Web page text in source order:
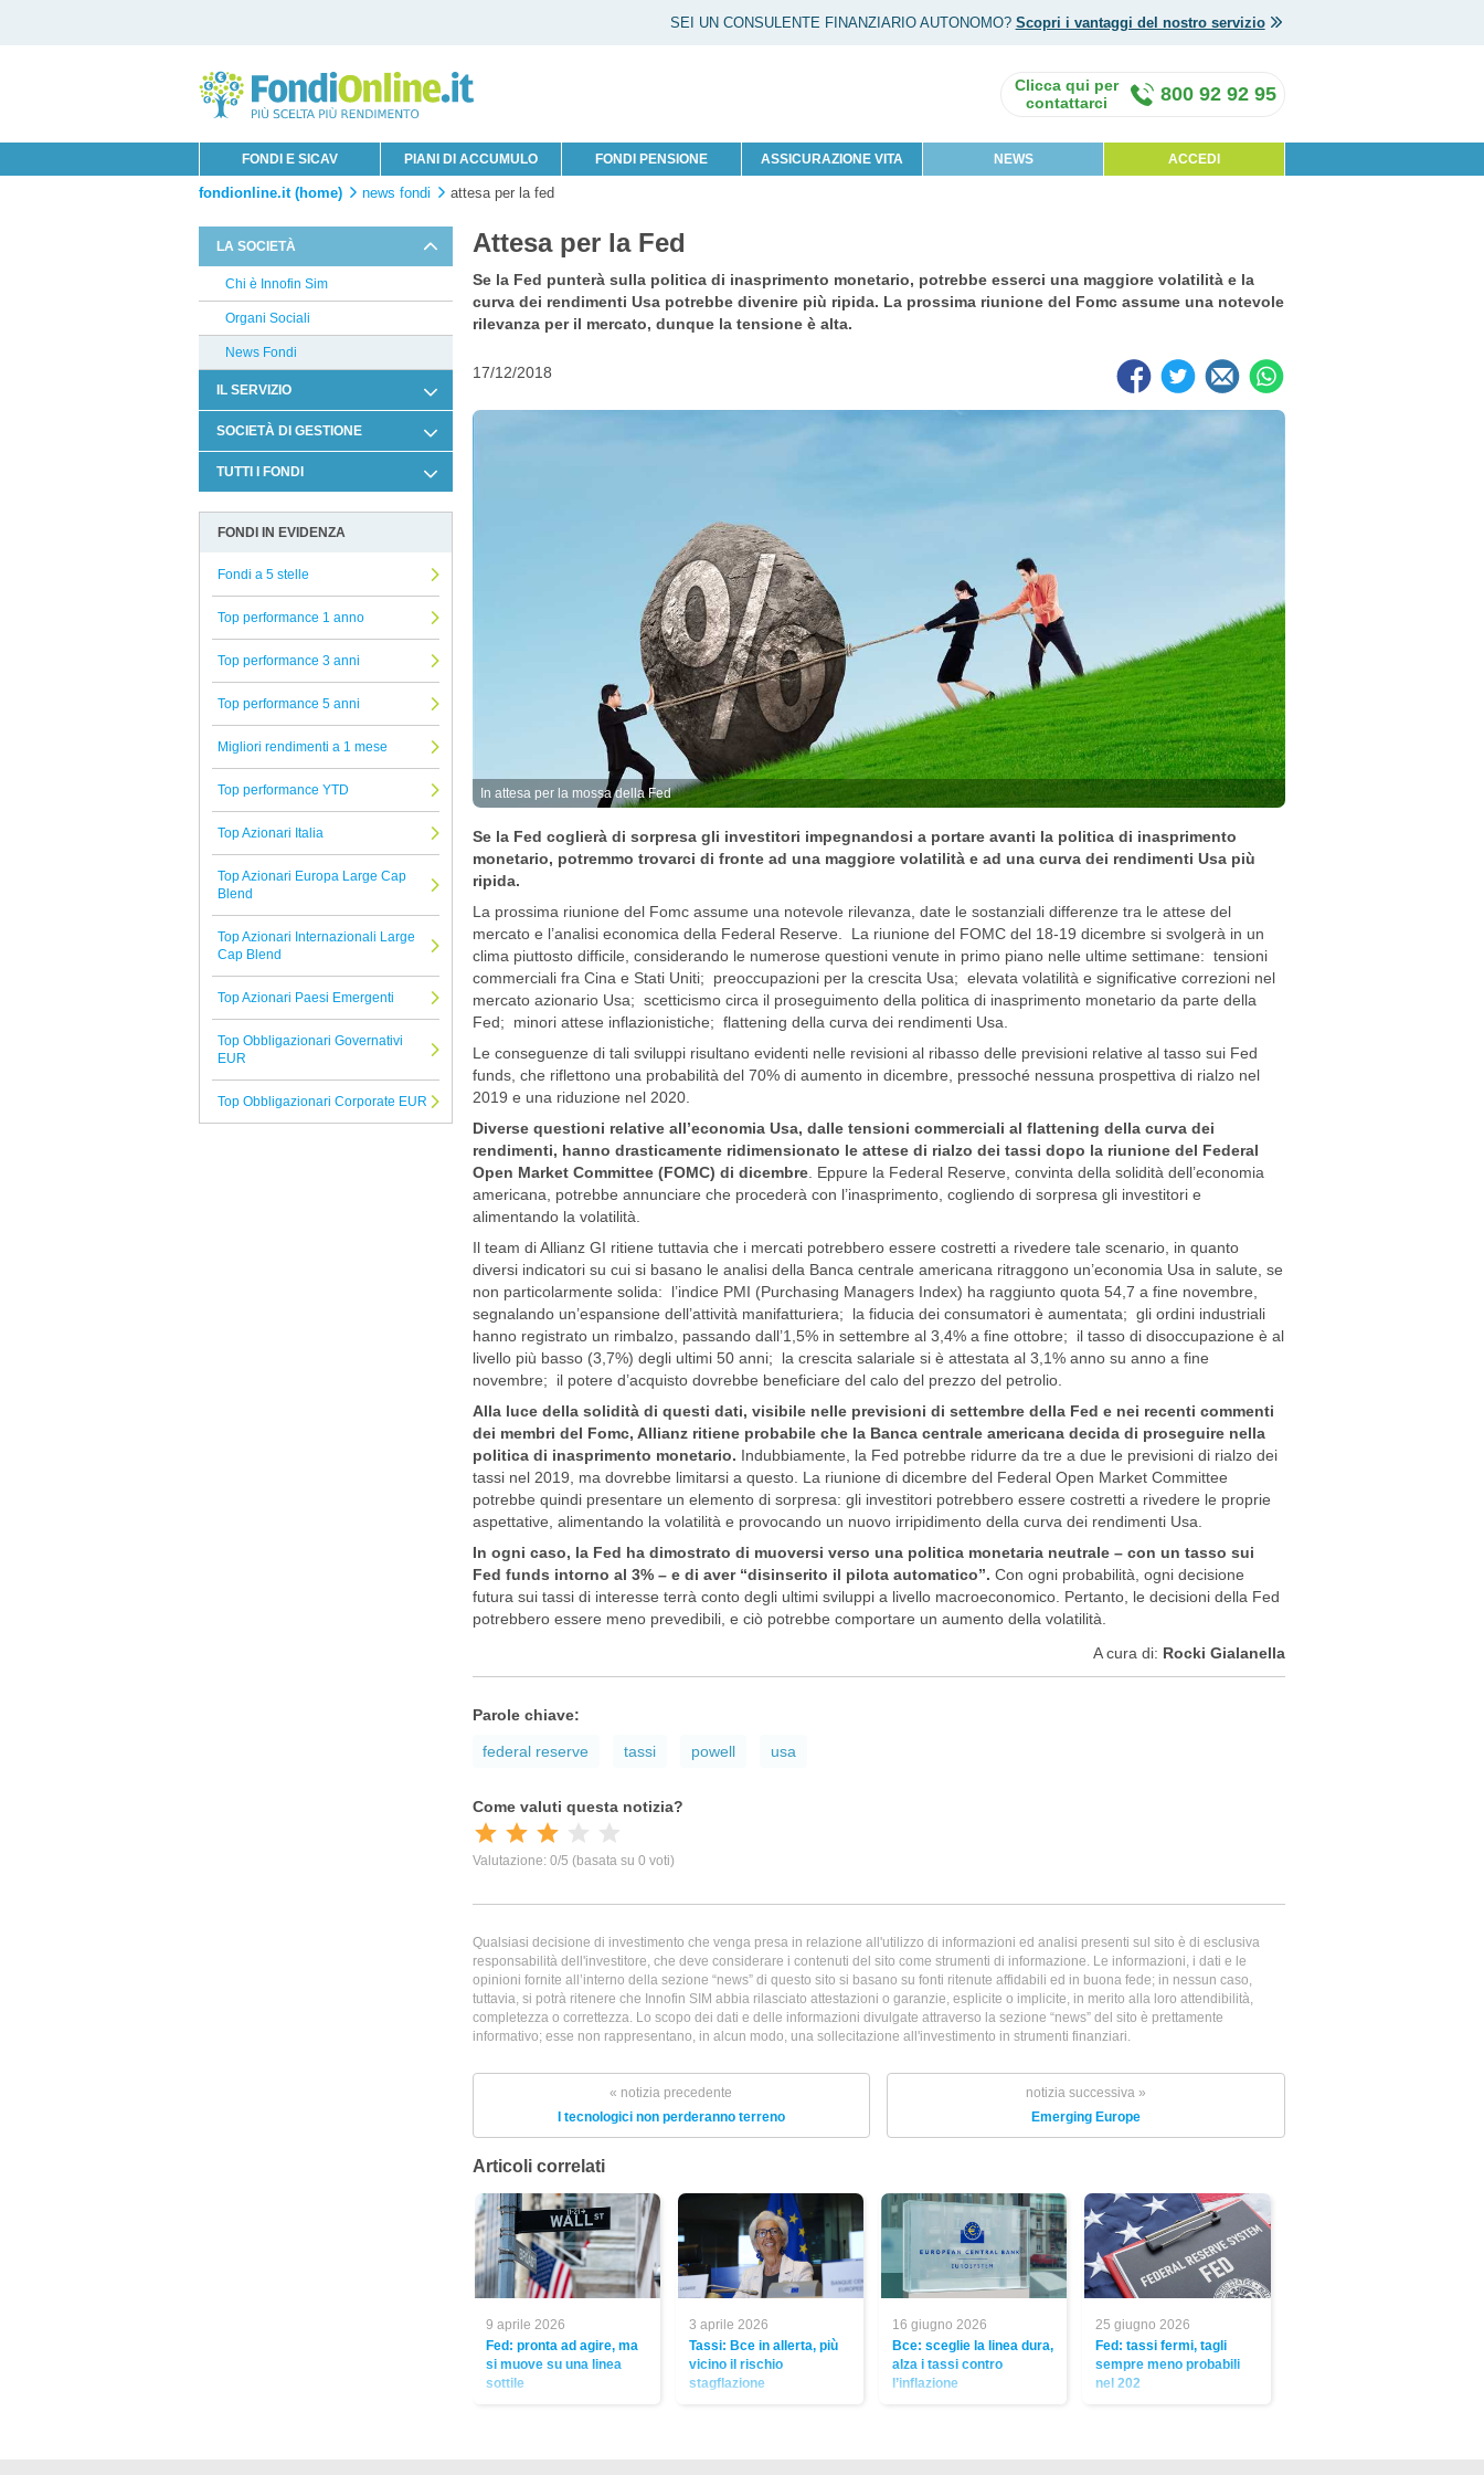
SEI UN CONSULENTE FINANZIARIO AUTONOMO? Scopri i vantaggi del nostro servizio
FONDI E SICAV PIANI DI ACCUMULO FONDI PENSIONE ASSICURAZIONE VITA NEWS ACCEDI
800 92 92 95
fondionline.it (home) news fondi attesa per la fed
LA SOCIETÀ
Chi è Innofin Sim
Organi Sociali
News Fondi
IL SERVIZIO
Condizioni di Utilizzo
Legale
Arbitro Controversie Finanziarie
Informativa Cookie
Reclami Assicurativi
SOCIETÀ DI GESTIONE
J.P. Morgan
Bnp Paribas AM
Alkimis SGR
DNCA Finance
European & Global
EI Sturdza
Lombard Odier
RWC Partners
Alliance Bernstein
Rubrics
Lemanik
Ninety One
PIMCO
Compass
AcomeA Sgr
TUTTI I FONDI
Allocazione
Azionari
Beni reali
Strategie alternative
Titoli a reddito fisso
Titoli Ibridi
Tutti i fondi confrontati
Attesa per la Fed
Se la Fed punterà sulla politica di inasprimento monetario, potrebbe esserci una maggiore volatilità e la
curva dei rendimenti Usa potrebbe divenire più ripida. La prossima riunione del Fomc assume una notevole
rilevanza per il mercato, dunque la tensione è alta.
17/12/2018
In attesa per la mossa della Fed
Se la Fed coglierà di sorpresa gli investitori impegnandosi a portare avanti la politica di inasprimento
monetario, potremmo trovarci di fronte ad una maggiore volatilità e ad una curva dei rendimenti Usa più
ripida.
La prossima riunione del Fomc assume una notevole rilevanza, date le sostanziali differenze tra le attese del
mercato e l’analisi economica della Federal Reserve. La riunione del FOMC del 18-19 dicembre si svolgerà in un
clima piuttosto difficile, considerando le numerose questioni venute in primo piano nelle ultime settimane: tensioni
commerciali fra Cina e Stati Uniti; preoccupazioni per la crescita Usa; elevata volatilità e significative correzioni nel
mercato azionario Usa; scetticismo circa il proseguimento della politica di inasprimento monetario da parte della
Fed; minori attese inflazionistiche; flattening della curva dei rendimenti Usa.
Le conseguenze di tali sviluppi risultano evidenti nelle revisioni al ribasso delle previsioni relative al tasso sui Fed
funds, che riflettono una probabilità del 70% di aumento in dicembre, pressoché nessuna prospettiva di rialzo nel
2019 e una riduzione nel 2020.
Diverse questioni relative all’economia Usa, dalle tensioni commerciali al flattening della curva dei
rendimenti, hanno drasticamente ridimensionato le attese di rialzo dei tassi dopo la riunione del Federal
Open Market Committee (FOMC) di dicembre. Eppure la Federal Reserve, convinta della solidità dell’economia
americana, potrebbe annunciare che procederà con l’inasprimento, cogliendo di sorpresa gli investitori e
alimentando la volatilità.
Il team di Allianz GI ritiene tuttavia che i mercati potrebbero essere costretti a rivedere tale scenario, in quanto
diversi indicatori su cui si basano le analisi della Banca centrale americana ritraggono un’economia Usa in salute, se
non particolarmente solida: l’indice PMI (Purchasing Managers Index) ha raggiunto quota 54,7 a fine novembre,
segnalando un’espansione dell’attività manifatturiera; la fiducia dei consumatori è aumentata; gli ordini industriali
hanno registrato un rimbalzo, passando dall’1,5% in settembre al 3,4% a fine ottobre; il tasso di disoccupazione è al
livello più basso (3,7%) degli ultimi 50 anni; la crescita salariale si è attestata al 3,1% anno su anno a fine
novembre; il potere d’acquisto dovrebbe beneficiare del calo del prezzo del petrolio.
Alla luce della solidità di questi dati, visibile nelle previsioni di settembre della Fed e nei recenti commenti
dei membri del Fomc, Allianz ritiene probabile che la Banca centrale americana decida di proseguire nella
politica di inasprimento monetario. Indubbiamente, la Fed potrebbe ridurre da tre a due le previsioni di rialzo dei
tassi nel 2019, ma dovrebbe limitarsi a questo. La riunione di dicembre del Federal Open Market Committee
potrebbe quindi presentare un elemento di sorpresa: gli investitori potrebbero essere costretti a rivedere le proprie
aspettative, alimentando la volatilità e provocando un nuovo irripidimento della curva dei rendimenti Usa.
In ogni caso, la Fed ha dimostrato di muoversi verso una politica monetaria neutrale – con un tasso sui
Fed funds intorno al 3% – e di aver “disinserito il pilota automatico”. Con ogni probabilità, ogni decisione
futura sui tassi di interesse terrà conto degli ultimi sviluppi a livello macroeconomico. Pertanto, le decisioni della Fed
potrebbero essere meno prevedibili, e ciò potrebbe comportare un aumento della volatilità.
A cura di: Rocki Gialanella
Parole chiave:
federal reserve tassi powell usa
Qualsiasi decisione di investimento che venga presa in relazione all'utilizzo di informazioni ed analisi presenti sul sito è di esclusiva
responsabilità dell'investitore, che deve considerare i contenuti del sito come strumenti di informazione. Le informazioni, i dati e le
opinioni fornite all’interno della sezione “news” di questo sito si basano su fonti ritenute affidabili ed in buona fede; in nessun caso,
tuttavia, si potrà ritenere che Innofin SIM abbia rilasciato attestazioni o garanzie, esplicite o implicite, in merito alla loro attendibilità,
completezza o correttezza. Lo scopo dei dati e delle informazioni divulgate attraverso la sezione “news” del sito è prettamente
informativo; esse non rappresentano, in alcun modo, una sollecitazione all'investimento in strumenti finanziari.
« notizia precedente
I tecnologici non perderanno terreno
notizia successiva »
Emerging Europe
Articoli correlati
9 aprile 2026
Fed: pronta ad agire, ma
si muove su una linea
sottile
3 aprile 2026
Tassi: Bce in allerta, più
vicino il rischio
stagflazione
16 giugno 2026
Bce: sceglie la linea dura,
alza i tassi contro
l’inflazione
25 giugno 2026
Fed: tassi fermi, tagli
sempre meno probabili
nel 202
FONDI IN EVIDENZA
Fondi a 5 stelle
Top performance 1 anno
Top performance 3 anni
Top performance 5 anni
Migliori rendimenti a 1 mese
Top performance YTD
Top Azionari Italia
Top Azionari Europa Large Cap
Blend
Top Azionari Internazionali Large
Cap Blend
Top Azionari Paesi Emergenti
Top Obbligazionari Governativi
EUR
Top Obbligazionari Corporate EUR